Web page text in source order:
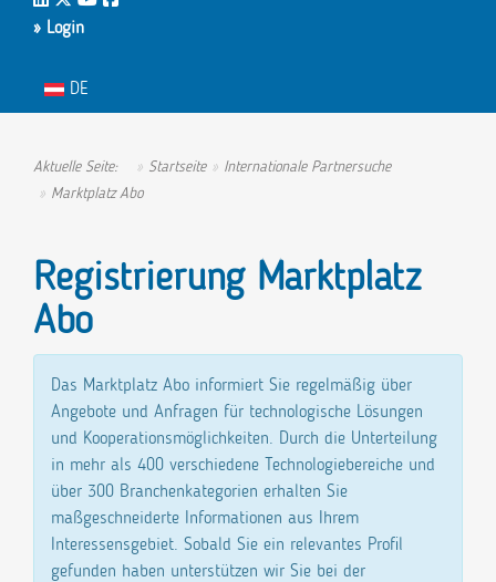
» Login
Sprache auswählen
DE
Aktuelle Seite: Startseite
Internationale Partnersuche
Marktplatz Abo
Registrierung Marktplatz
Abo
Das Marktplatz Abo informiert Sie regelmäßig über
Angebote und Anfragen für technologische Lösungen
und Kooperationsmöglichkeiten. Durch die Unterteilung
in mehr als 400 verschiedene Technologiebereiche und
über 300 Branchenkategorien erhalten Sie
maßgeschneiderte Informationen aus Ihrem
Interessensgebiet. Sobald Sie ein relevantes Profil
gefunden haben unterstützen wir Sie bei der